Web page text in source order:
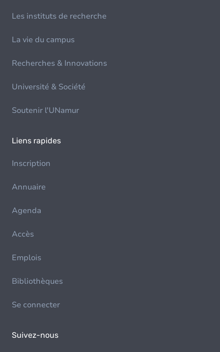
Les instituts de recherche
La vie du campus
Recherches & Innovations
Université & Société
Soutenir l'UNamur
Liens rapides
Inscription
Annuaire
Agenda
Accès
Emplois
Bibliothèques
Se connecter
Suivez-nous